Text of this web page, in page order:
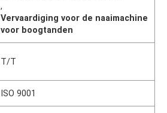
,
Vervaardiging voor de naaimachine
voor boogtanden
T/T
ISO 9001